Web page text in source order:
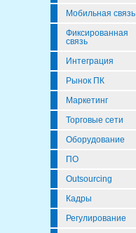
Мобильная связь
Фиксированная
связь
Интеграция
Рынок ПК
Маркетинг
Торговые сети
Оборудование
ПО
Outsourcing
Кадры
Регулирование